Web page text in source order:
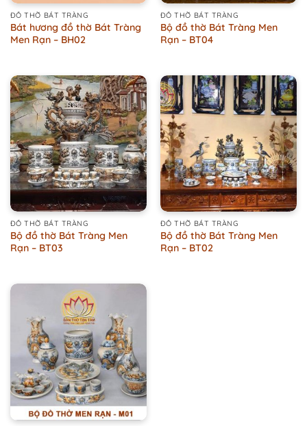
ĐỒ THỜ BÁT TRÀNG
Bát hương đồ thờ Bát Tràng
Men Rạn – BH02
ĐỒ THỜ BÁT TRÀNG
Bộ đồ thờ Bát Tràng Men
Rạn – BT04
ĐỒ THỜ BÁT TRÀNG
Bộ đồ thờ Bát Tràng Men
Rạn – BT03
ĐỒ THỜ BÁT TRÀNG
Bộ đồ thờ Bát Tràng Men
Rạn – BT02